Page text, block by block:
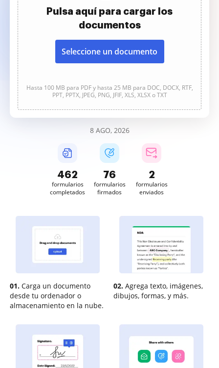
Pulsa aquí para cargar los
documentos
Seleccione un documento
Hasta 100 MB para PDF y hasta 25 MB para DOC, DOCX, RTF,
PPT, PPTX, JPEG, PNG, JFIF, XLS, XLSX o TXT
8 AGO, 2026
462
formularios
completados
76
formularios
firmados
2
formularios
enviados
01. Carga un documento
desde tu ordenador o
almacenamiento en la nube.
02. Agrega texto, imágenes,
dibujos, formas, y más.